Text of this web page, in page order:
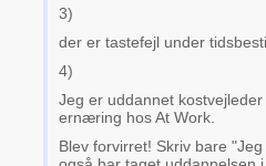
3)
der er tastefejl under
4)
Jeg er uddannet
ernæring hos At Work.
Blev forvirret! Skriv bare "Jeg